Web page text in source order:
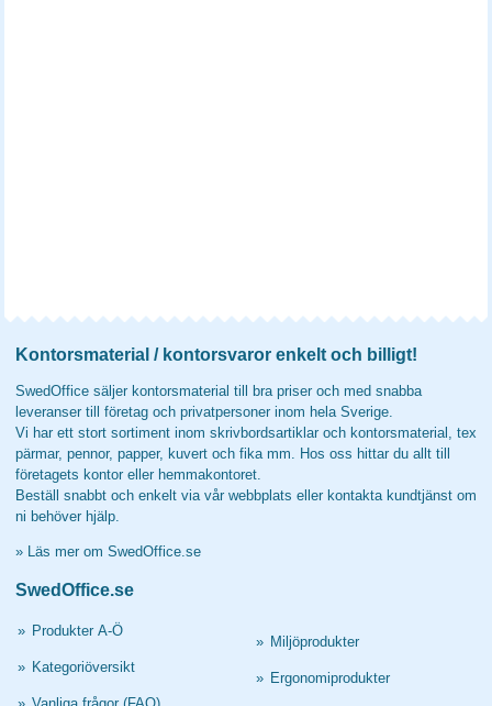
Kontorsmaterial / kontorsvaror enkelt och billigt!
SwedOffice säljer kontorsmaterial till bra priser och med snabba
leveranser till företag och privatpersoner inom hela Sverige.
Vi har ett stort sortiment inom skrivbordsartiklar och kontorsmaterial, tex
pärmar, pennor, papper, kuvert och fika mm. Hos oss hittar du allt till
företagets kontor eller hemmakontoret.
Beställ snabbt och enkelt via vår webbplats eller kontakta kundtjänst om
ni behöver hjälp.
» Läs mer om SwedOffice.se
SwedOffice.se
» Produkter A-Ö
» Kategoriöversikt
» Miljöprodukter
» Ergonomiprodukter